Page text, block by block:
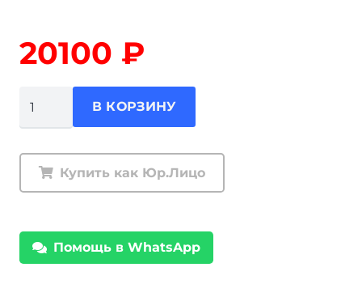
20100 ₽
передние
Tough
Mitsubishi
Pajero
В КОРЗИНУ
Купить как Юр.Лицо
Помощь в WhatsApp